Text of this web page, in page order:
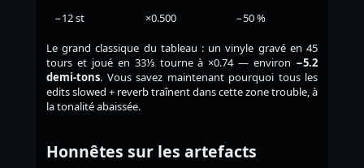
−12 st
×0.500 −50 %
Le grand classique du tableau : un vinyle gravé en 45
tours et joué en 33⅓ tourne à ×0.74 — environ −5.2
demi-tons. Vous savez maintenant pourquoi tous les
edits slowed + reverb traînent dans cette zone trouble, à
la tonalité abaissée.
Honnêtes sur les artefacts